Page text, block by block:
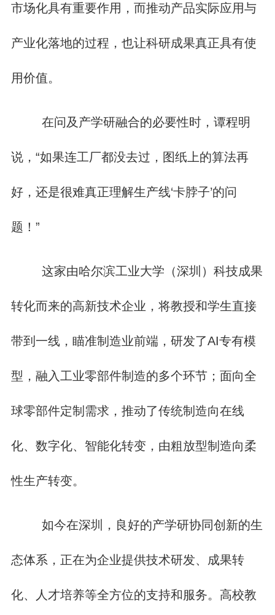
市场化具有重要作用，而推动产品实际应用与
产业化落地的过程，也让科研成果真正具有使
用价值。
在问及产学研融合的必要性时，谭程明
说，“如果连工厂都没去过，图纸上的算法再
好，还是很难真正理解生产线‘卡脖子’的问
题！”
这家由‌哈尔滨工业大学（深圳）科技成果
转化而来的高新技术企业，将教授和学生直接
带到一线，瞄准制造业前端，研发了AI专有模
型，融入工业零部件制造的多个环节；面向全
球零部件定制需求，推动了传统制造向在线
化、数字化、智能化转变，由粗放型制造向柔
性生产转变。
如今在深圳，良好的产学研协同创新的生
态体系，正在为企业提供技术研发、成果转
化、人才培养等全方位的支持和服务。高校教